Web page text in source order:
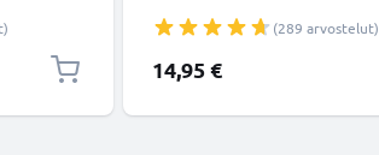
kameran EN-EL5 tarvikelaturi
(289 arvostelut)
14,95 €